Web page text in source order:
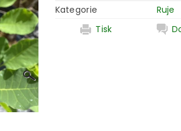
Kategorie
Ruje
Tisk